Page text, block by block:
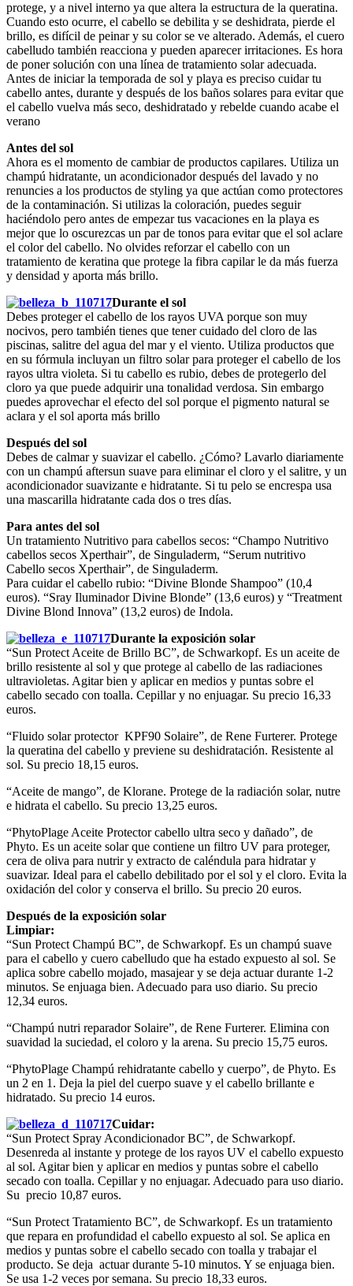
protege, y a nivel interno ya que altera la estructura de la queratina.
Cuando esto ocurre, el cabello se debilita y se deshidrata, pierde el
brillo, es difícil de peinar y su color se ve alterado. Además, el cuero
cabelludo también reacciona y pueden aparecer irritaciones. Es hora
de poner solución con una línea de tratamiento solar adecuada.
Antes de iniciar la temporada de sol y playa es preciso cuidar tu
cabello antes, durante y después de los baños solares para evitar que
el cabello vuelva más seco, deshidratado y rebelde cuando acabe el
verano
Antes del sol
Ahora es el momento de cambiar de productos capilares. Utiliza un
champú hidratante, un acondicionador después del lavado y no
renuncies a los productos de styling ya que actúan como protectores
de la contaminación. Si utilizas la coloración, puedes seguir
haciéndolo pero antes de empezar tus vacaciones en la playa es
mejor que lo oscurezcas un par de tonos para evitar que el sol aclare
el color del cabello. No olvides reforzar el cabello con un
tratamiento de keratina que protege la fibra capilar le da más fuerza
y densidad y aporta más brillo.
Durante el sol
Debes proteger el cabello de los rayos UVA porque son muy
nocivos, pero también tienes que tener cuidado del cloro de las
piscinas, salitre del agua del mar y el viento. Utiliza productos que
en su fórmula incluyan un filtro solar para proteger el cabello de los
rayos ultra violeta. Si tu cabello es rubio, debes de protegerlo del
cloro ya que puede adquirir una tonalidad verdosa. Sin embargo
puedes aprovechar el efecto del sol porque el pigmento natural se
aclara y el sol aporta más brillo
Después del sol
Debes de calmar y suavizar el cabello. ¿Cómo? Lavarlo diariamente
con un champú aftersun suave para eliminar el cloro y el salitre, y un
acondicionador suavizante e hidratante. Si tu pelo se encrespa usa
una mascarilla hidratante cada dos o tres días.
Para antes del sol
Un tratamiento Nutritivo para cabellos secos: “Champo Nutritivo
cabellos secos Xperthair”, de Singuladerm, “Serum nutritivo
Cabello secos Xperthair”, de Singuladerm.
Para cuidar el cabello rubio: “Divine Blonde Shampoo” (10,4
euros). “Sray Iluminador Divine Blonde” (13,6 euros) y “Treatment
Divine Blond Innova” (13,2 euros) de Indola.
Durante la exposición solar
“Sun Protect Aceite de Brillo BC”, de Schwarkopf. Es un aceite de
brillo resistente al sol y que protege al cabello de las radiaciones
ultravioletas. Agitar bien y aplicar en medios y puntas sobre el
cabello secado con toalla. Cepillar y no enjuagar. Su precio 16,33
euros.
“Fluido solar protector KPF90 Solaire”, de Rene Furterer. Protege
la queratina del cabello y previene su deshidratación. Resistente al
sol. Su precio 18,15 euros.
“Aceite de mango”, de Klorane. Protege de la radiación solar, nutre
e hidrata el cabello. Su precio 13,25 euros.
“PhytoPlage Aceite Protector cabello ultra seco y dañado”, de
Phyto. Es un aceite solar que contiene un filtro UV para proteger,
cera de oliva para nutrir y extracto de caléndula para hidratar y
suavizar. Ideal para el cabello debilitado por el sol y el cloro. Evita la
oxidación del color y conserva el brillo. Su precio 20 euros.
Después de la exposición solar
Limpiar:
“Sun Protect Champú BC”, de Schwarkopf. Es un champú suave
para el cabello y cuero cabelludo que ha estado expuesto al sol. Se
aplica sobre cabello mojado, masajear y se deja actuar durante 1-2
minutos. Se enjuaga bien. Adecuado para uso diario. Su precio
12,34 euros.
“Champú nutri reparador Solaire”, de Rene Furterer. Elimina con
suavidad la suciedad, el coloro y la arena. Su precio 15,75 euros.
“PhytoPlage Champú rehidratante cabello y cuerpo”, de Phyto. Es
un 2 en 1. Deja la piel del cuerpo suave y el cabello brillante e
hidratado. Su precio 14 euros.
Cuidar:
“Sun Protect Spray Acondicionador BC”, de Schwarkopf.
Desenreda al instante y protege de los rayos UV el cabello expuesto
al sol. Agitar bien y aplicar en medios y puntas sobre el cabello
secado con toalla. Cepillar y no enjuagar. Adecuado para uso diario.
Su precio 10,87 euros.
“Sun Protect Tratamiento BC”, de Schwarkopf. Es un tratamiento
que repara en profundidad el cabello expuesto al sol. Se aplica en
medios y puntas sobre el cabello secado con toalla y trabajar el
producto. Se deja actuar durante 5-10 minutos. Y se enjuaga bien.
Se usa 1-2 veces por semana. Su precio 18,33 euros.